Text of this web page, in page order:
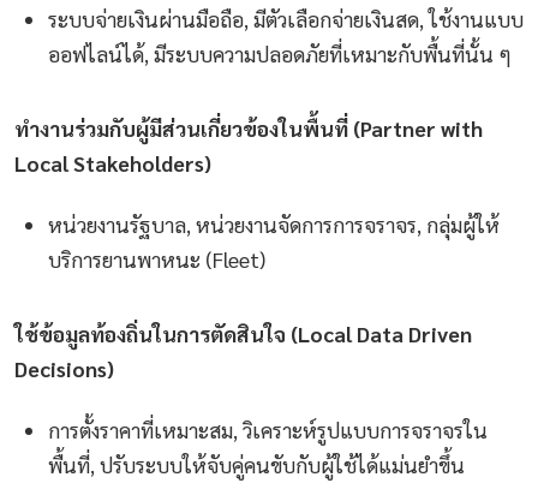
ระบบจ่ายเงินผ่านมือถือ, มีตัวเลือกจ่ายเงินสด, ใช้งานแบบ
ออฟไลน์ได้, มีระบบความปลอดภัยที่เหมาะกับพื้นที่นั้น ๆ
ทำงานร่วมกับผู้มีส่วนเกี่ยวข้องในพื้นที่ (Partner with
Local Stakeholders)
หน่วยงานรัฐบาล, หน่วยงานจัดการการจราจร, กลุ่มผู้ให้
บริการยานพาหนะ (Fleet)
ใช้ข้อมูลท้องถิ่นในการตัดสินใจ (Local Data Driven
Decisions)
การตั้งราคาที่เหมาะสม, วิเคราะห์รูปแบบการจราจรใน
พื้นที่, ปรับระบบให้จับคู่คนขับกับผู้ใช้ได้แม่นยำขึ้น